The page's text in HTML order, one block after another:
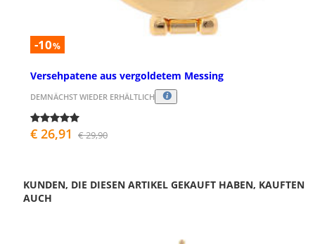
-10%
Versehpatene aus vergoldetem Messing
DEMNÄCHST WIEDER ERHÄLTLICH
€ 26,91 € 29,90
KUNDEN, DIE DIESEN ARTIKEL GEKAUFT HABEN, KAUFTEN
AUCH